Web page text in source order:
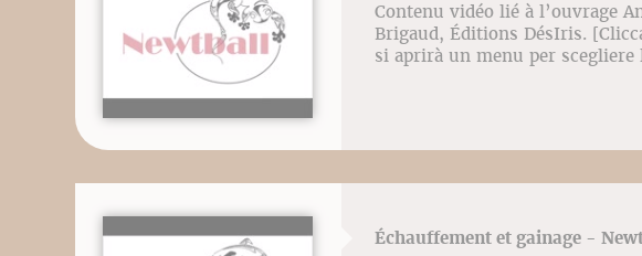
Contenu vidéo lié à l’ouvrage
Brigaud, Éditions DésIris.
si aprirà un menu per scegliere
Échauffement et gainage -